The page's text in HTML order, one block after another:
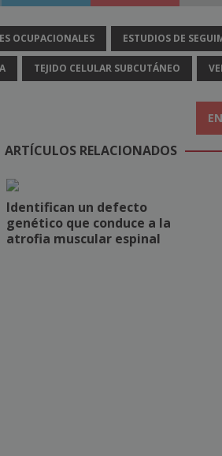
OCUPACIONALES ESTUDIOS DE
TEJIDO CELULAR SUBCUTÁNEO
ARTÍCULOS RELACIONADOS
Identifican un defecto
genético que conduce a la
atrofia muscular espinal